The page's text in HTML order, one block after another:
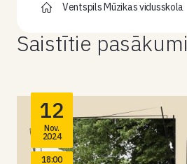
Ventspils Mūzikas vidusskola
Saistītie pasākumi
12
Nov.
2024
18:00